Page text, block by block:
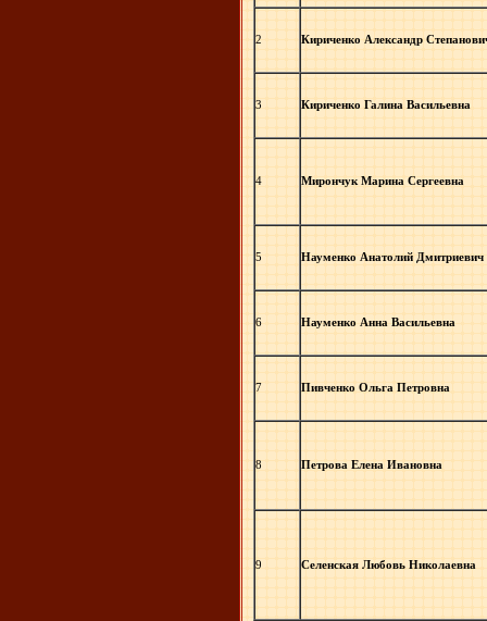
2 Кириченко Александр
3 Кириченко Галина Васильевна
4 Мирончук Марина Сергеевна
5 Науменко Анатолий Дмитриевич
6 Науменко Анна Васильевна
7 Пивченко Ольга Петровна
8 Петрова Елена Ивановна
9 Селенская Любовь Николаевна